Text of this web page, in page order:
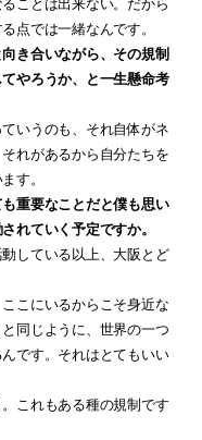
点では一緒なんです。
き合いながら、その規制
やろうか、と一生懸命考
いうのも、それ自体がネ
れがあるから自分たちを
す。
重要なことだと僕も思い
れていく予定ですか。
している以上、大阪とど
こにいるからこそ身近な
同じように、世界の一つ
です。それはとてもいい
これもある種の規制です